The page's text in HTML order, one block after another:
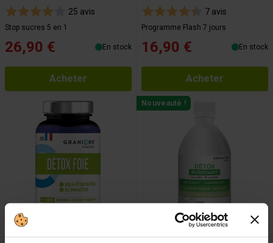
25 avis
Stop sucres 5 en 1
26,90 € En stock
Acheter
7 avis
Programme Flash 7 jours
16,90 € En stock
Acheter
Nouveauté !